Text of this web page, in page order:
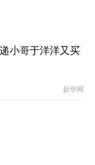
小哥于洋洋又买
新华网